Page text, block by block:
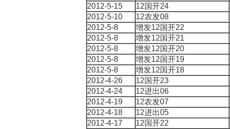
2012-5-15
12国开24
2012-5-10
12农发08
2012-5-8
增发12国开22
2012-5-8
增发12国开21
2012-5-8
增发12国开20
2012-5-8
增发12国开19
2012-5-8
增发12国开18
2012-4-26
12国开23
2012-4-24
12进出06
2012-4-19
12农发07
2012-4-18
12进出05
2012-4-17
12国开22